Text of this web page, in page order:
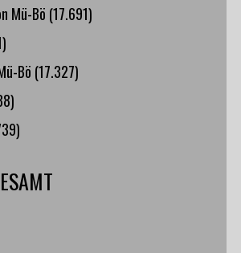
Mü-Bö (17.691)
Bö (17.327)